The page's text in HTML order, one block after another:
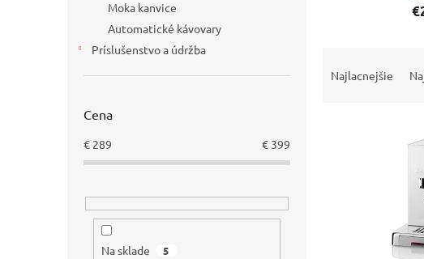
Moka kanvice
Automatické kávovary
Príslušenstvo a údržba
Cena
€ 289 € 399
Na sklade 5
Najlacnejšie